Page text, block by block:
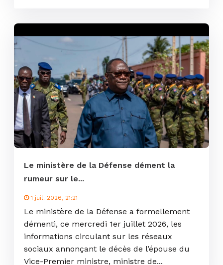
Le ministère de la Défense dément la
rumeur sur le...
1 juil. 2026, 21:21
Le ministère de la Défense a formellement
démenti, ce mercredi 1er juillet 2026, les
informations circulant sur les réseaux
sociaux annonçant le décès de l’épouse du
Vice-Premier ministre, ministre de...